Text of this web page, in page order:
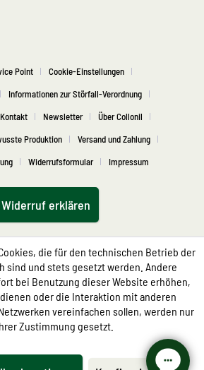
Point
Cookie-Einstellungen
Informationen zur Störfall-Verordnung
Kontakt Newsletter
Über Collonil
Produktion
Versand und Zahlung
Widerrufsformular Impressum
Widerruf erklären
die für den technischen Betrieb der
sind und stets gesetzt werden. Andere
bei Benutzung dieser Website erhöhen,
oder die Interaktion mit anderen
vereinfachen sollen, werden nur
Zustimmung gesetzt.